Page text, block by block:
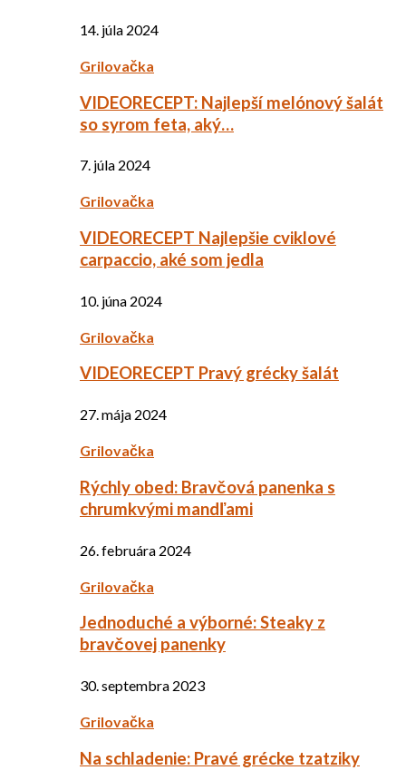
14. júla 2024
Grilovačka
VIDEORECEPT: Najlepší melónový šalát
so syrom feta, aký…
7. júla 2024
Grilovačka
VIDEORECEPT Najlepšie cviklové
carpaccio, aké som jedla
10. júna 2024
Grilovačka
VIDEORECEPT Pravý grécky šalát
27. mája 2024
Grilovačka
Rýchly obed: Bravčová panenka s
chrumkvými mandľami
26. februára 2024
Grilovačka
Jednoduché a výborné: Steaky z
bravčovej panenky
30. septembra 2023
Grilovačka
Na schladenie: Pravé grécke tzatziky